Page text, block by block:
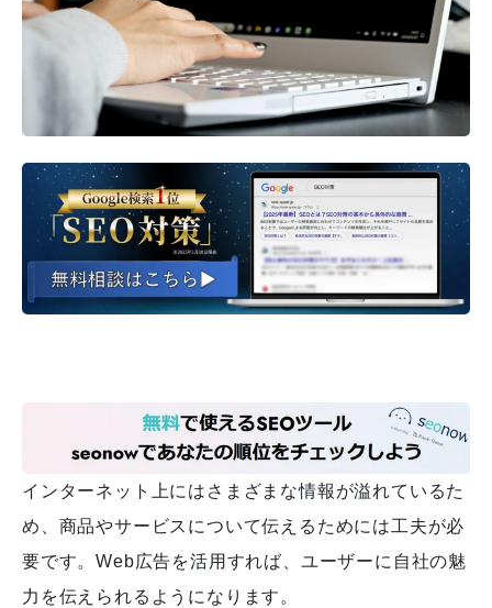
インターネット上にはさまざまな情報が溢れているた
め、商品やサービスについて伝えるためには工夫が必
要です。Web広告を活用すれば、ユーザーに自社の魅
力を伝えられるようになります。